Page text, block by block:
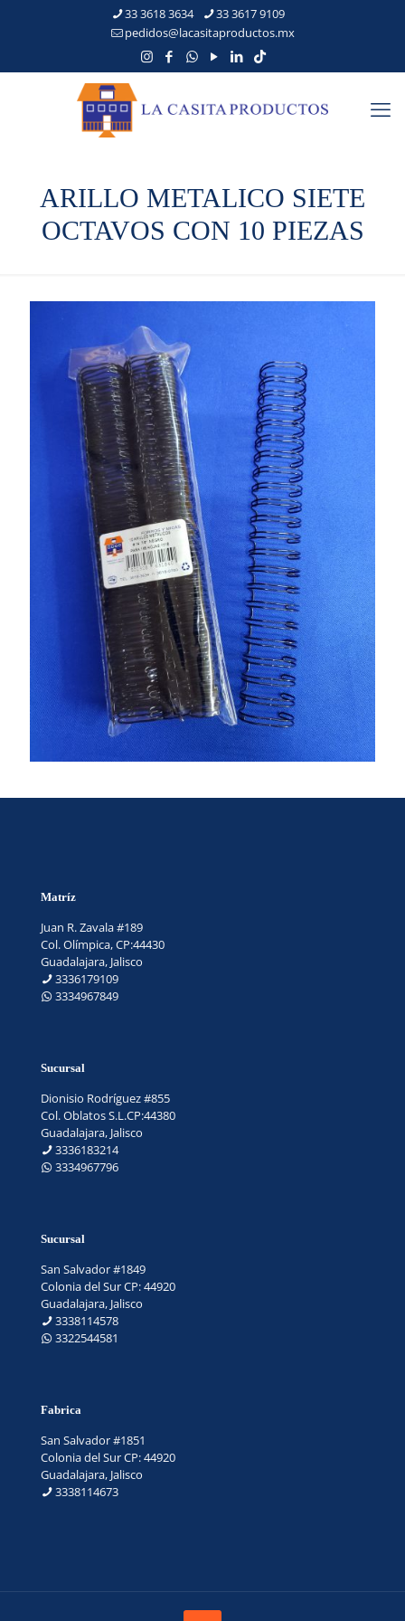
33 3618 3634
33 3617 9109
pedidos@lacasitaproductos.mx
ARILLO METALICO SIETE
OCTAVOS CON 10 PIEZAS
Matríz
Juan R. Zavala #189
Col. Olímpica, CP:44430
Guadalajara, Jalisco
3336179109
3334967849
Sucursal
Dionisio Rodríguez #855
Col. Oblatos S.L.CP:44380
Guadalajara, Jalisco
3336183214
3334967796
Sucursal
San Salvador #1849
Colonia del Sur CP: 44920
Guadalajara, Jalisco
3338114578
3322544581
Fabrica
San Salvador #1851
Colonia del Sur CP: 44920
Guadalajara, Jalisco
3338114673